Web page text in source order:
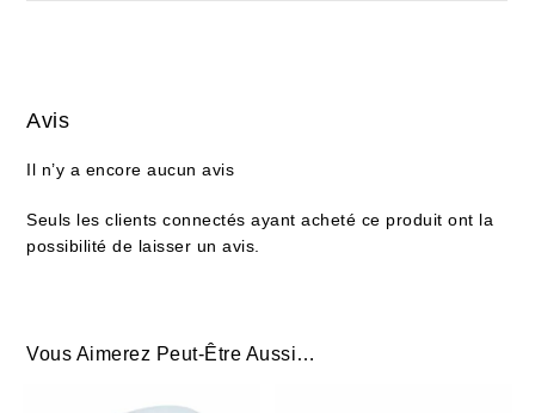
Avis
Il n’y a encore aucun avis
Seuls les clients connectés ayant acheté ce produit ont la
possibilité de laisser un avis.
Vous Aimerez Peut-Être Aussi…